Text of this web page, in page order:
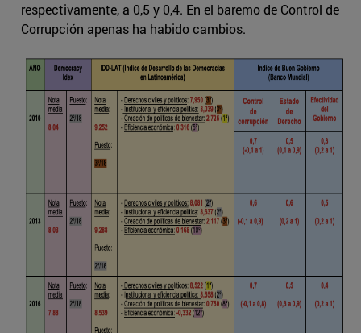
respectivamente, a 0,5 y 0,4. En el baremo de Control de
Corrupción apenas ha habido cambios.